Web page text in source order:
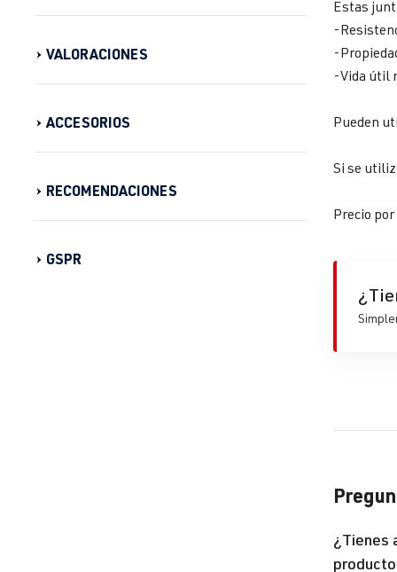
VALORACIONES
ACCESORIOS
RECOMENDACIONES
GSPR
Estas
-
-
-Vida útil
Pueden
Si se
Precio
¿Tienes